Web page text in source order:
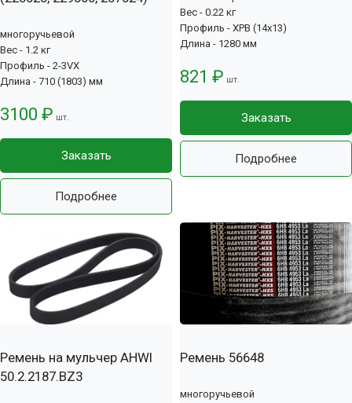
многоручьевой
Вес - 1.2 кг
Профиль - 2-3VX
Длина - 710 (1803) мм
3100 ₽ шт.
Заказать
Подробнее
Вес - 0.22 кг
Профиль - XPB (14x13)
Длина - 1280 мм
821 ₽ шт.
Заказать
Подробнее
Ремень на мульчер AHWI
50.2.2187.BZ3
Ремень 56648
многоручьевой